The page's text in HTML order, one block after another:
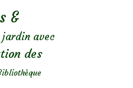
&
jardin avec
des